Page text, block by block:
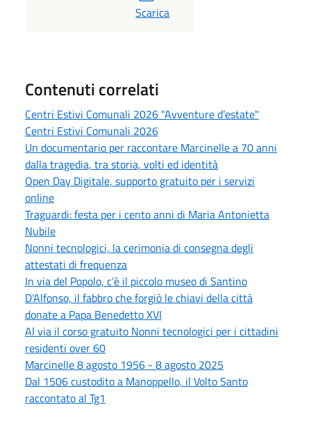
PDF
Scarica
Contenuti correlati
Centri Estivi Comunali 2026 "Avventure d’estate"
Centri Estivi Comunali 2026
Un documentario per raccontare Marcinelle a 70 anni
dalla tragedia, tra storia, volti ed identità
Open Day Digitale, supporto gratuito per i servizi
online
Traguardi: festa per i cento anni di Maria Antonietta
Nubile
Nonni tecnologici, la cerimonia di consegna degli
attestati di frequenza
In via del Popolo, c’è il piccolo museo di Santino
D’Alfonso, il fabbro che forgiò le chiavi della città
donate a Papa Benedetto XVI
Al via il corso gratuito Nonni tecnologici per i cittadini
residenti over 60
Marcinelle 8 agosto 1956 - 8 agosto 2025
Dal 1506 custodito a Manoppello, il Volto Santo
raccontato al Tg1